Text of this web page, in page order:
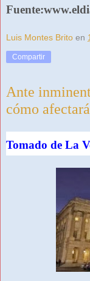
Luis Montes Brito en
Compartir
Ante
cómo
Tomado de La